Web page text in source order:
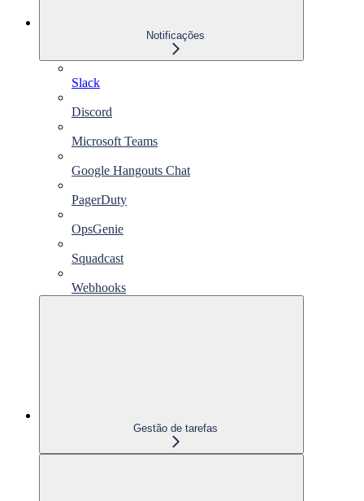
Notificações
Slack
Discord
Microsoft Teams
Google Hangouts Chat
PagerDuty
OpsGenie
Squadcast
Webhooks
Gestão de tarefas